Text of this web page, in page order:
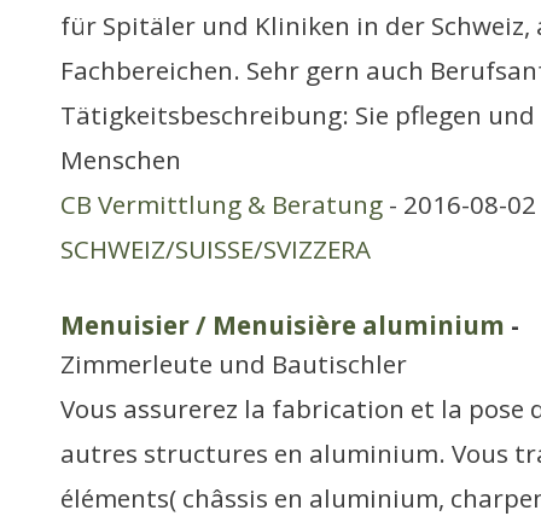
für Spitäler und Kliniken in der
Fachbereichen. Sehr gern auch
Tätigkeitsbeschreibung: Sie pflegen
Menschen
CB Vermittlung & Beratung - 2016-08-
SCHWEIZ/SUISSE/SVIZZERA
Menuisier / Menuisière aluminium -
Zimmerleute und Bautischler
Vous assurerez la fabrication et la pose
autres structures en aluminium. Vous
éléments( châssis en aluminium,